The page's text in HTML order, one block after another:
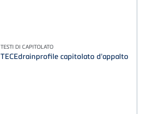
TESTI DI CAPITOLATO
TECEdrainprofile capitolato d'appalto